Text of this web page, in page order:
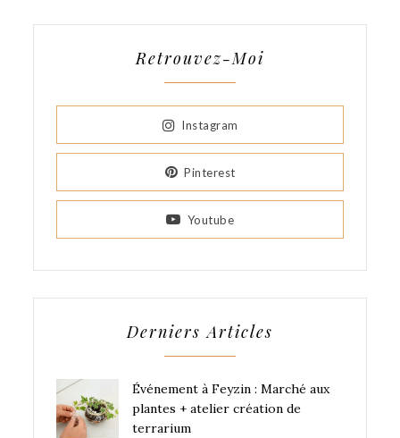
Retrouvez-Moi
Instagram
Pinterest
Youtube
Derniers Articles
Événement à Feyzin : Marché aux
plantes + atelier création de
terrarium